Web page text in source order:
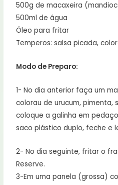
500g de macaxeira
500ml de água
Óleo para fritar
Temperos: salsa picada,
Modo de Preparo:
1- No dia anterior faça um
colorau de urucum, pimenta,
coloque a galinha em
saco plástico duplo, feche e
2- No dia seguinte, fritar o
Reserve.
3-Em uma panela (grossa)